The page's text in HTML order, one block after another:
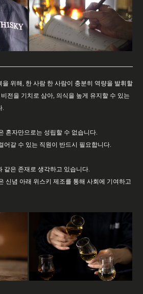
위해, 한 사람 한 사람이 충분히 역량을 발휘할
전을 기치로 삼아, 의식을 높게 유지할 수 있는
혼자만으로는 성립할 수 없습니다.
어갈 수 있는 직원이 반드시 필요합니다.
같은 존재로 생각하고 있습니다.
신념 아래 위스키 제조를 통해 사회에 기여하고